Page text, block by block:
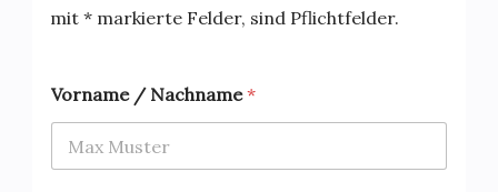
mit * markierte Felder, sind Pflichtfelder.
Vorname / Nachname*